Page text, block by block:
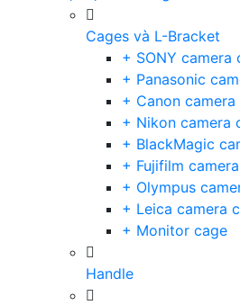
Cages và L-Bracket
+ SONY camera
+ Panasonic
+ Canon camera
+ Nikon camera
+ BlackMagic
+ Fujifilm
+ Olympus
+ Leica camera
+ Monitor cage
Handle